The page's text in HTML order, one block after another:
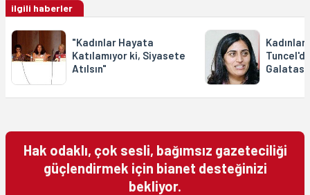
ilgili haberler
"Kadınlar Hayata
Katılamıyor ki, Siyasete
Atılsın"
Hak odaklı, çok sesli, bağımsız gazeteciliği
güçlendirmek için bianet desteğinizi
bekliyor.